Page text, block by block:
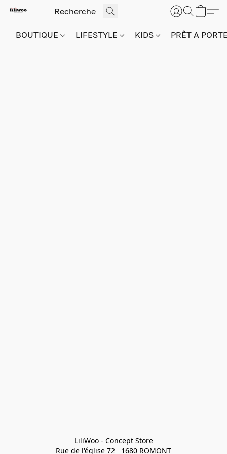
BOUTIQUE LIFESTYLE KIDS PRÊT A
LiliWoo - Concept Store
Rue de l'église 72   1680 ROMONT